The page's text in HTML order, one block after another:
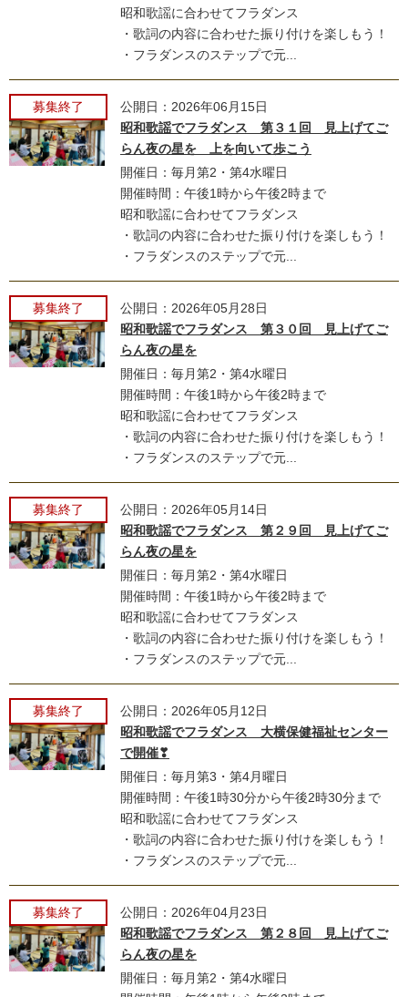
昭和歌謡に合わせてフラダンス
・歌詞の内容に合わせた振り付けを楽しもう！
・フラダンスのステップで元...
募集終了
公開日：2026年06月15日
昭和歌謡でフラダンス 第３１回 見上げてご
らん夜の星を 上を向いて歩こう
開催日：毎月第2・第4水曜日
開催時間：午後1時から午後2時まで
昭和歌謡に合わせてフラダンス
・歌詞の内容に合わせた振り付けを楽しもう！
・フラダンスのステップで元...
募集終了
公開日：2026年05月28日
昭和歌謡でフラダンス 第３０回 見上げてご
らん夜の星を
開催日：毎月第2・第4水曜日
開催時間：午後1時から午後2時まで
昭和歌謡に合わせてフラダンス
・歌詞の内容に合わせた振り付けを楽しもう！
・フラダンスのステップで元...
募集終了
公開日：2026年05月14日
昭和歌謡でフラダンス 第２９回 見上げてご
らん夜の星を
開催日：毎月第2・第4水曜日
開催時間：午後1時から午後2時まで
昭和歌謡に合わせてフラダンス
・歌詞の内容に合わせた振り付けを楽しもう！
・フラダンスのステップで元...
募集終了
公開日：2026年05月12日
昭和歌謡でフラダンス 大横保健福祉センター
で開催❣
開催日：毎月第3・第4月曜日
開催時間：午後1時30分から午後2時30分まで
昭和歌謡に合わせてフラダンス
・歌詞の内容に合わせた振り付けを楽しもう！
・フラダンスのステップで元...
募集終了
公開日：2026年04月23日
昭和歌謡でフラダンス 第２８回 見上げてご
らん夜の星を
開催日：毎月第2・第4水曜日